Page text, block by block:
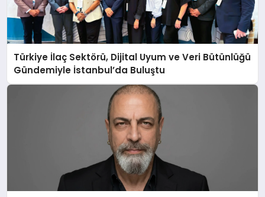
Türkiye İlaç Sektörü, Dijital Uyum ve Veri Bütünlüğü
Gündemiyle İstanbul’da Buluştu